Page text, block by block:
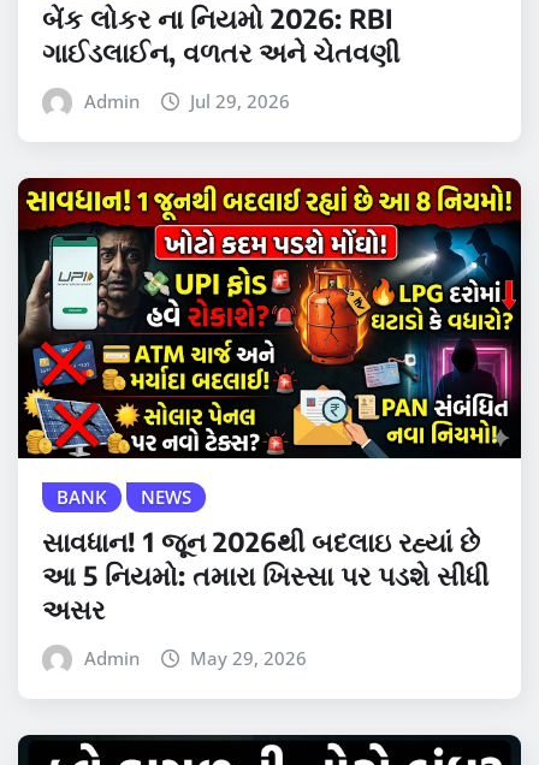
બેંક લોકર ના નિયમો 2026: RBI
ગાઈડલાઈન, વળતર અને ચેતવણી
Admin Jul 29, 2026
BANK NEWS
સાવધાન! 1 જૂન 2026થી બદલાઇ રહ્યાં છે
આ 5 નિયમો: તમારા ખિસ્સા પર પડશે સીધી
અસર
Admin May 29, 2026